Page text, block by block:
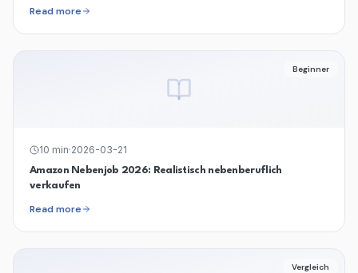
Read more
Beginner
10 min·2026-03-21
Amazon Nebenjob 2026: Realistisch nebenberuflich
verkaufen
Read more
Vergleich